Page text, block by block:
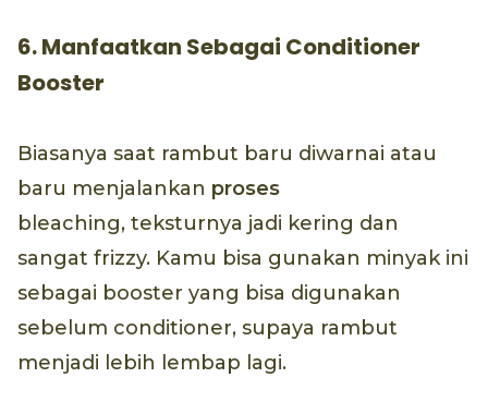
6. Manfaatkan Sebagai Conditioner
Booster
Biasanya saat rambut baru diwarnai atau
baru menjalankan proses
bleaching, teksturnya jadi kering dan
sangat frizzy. Kamu bisa gunakan minyak ini
sebagai booster yang bisa digunakan
sebelum conditioner, supaya rambut
menjadi lebih lembap lagi.